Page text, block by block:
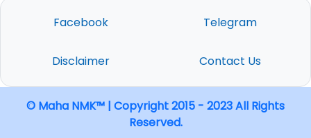
Facebook Telegram
Disclaimer Contact Us
© Maha NMK™ | Copyright 2015 - 2023 All Rights
Reserved.